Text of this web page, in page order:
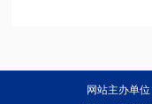
网站主办单